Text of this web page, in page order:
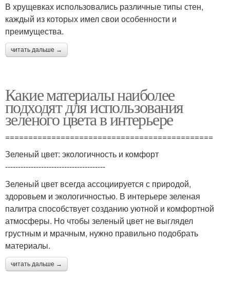
В хрущевках использовались различные типы стен,
каждый из которых имел свои особенности и
преимущества.
читать дальше →
Какие материалы наиболее
подходят для использования
зеленого цвета в интерьере
=============================================
Зеленый цвет: экологичность и комфорт
---------------------------------------
Зеленый цвет всегда ассоциируется с природой,
здоровьем и экологичностью. В интерьере зеленая
палитра способствует созданию уютной и комфортной
атмосферы. Но чтобы зеленый цвет не выглядел
грустным и мрачным, нужно правильно подобрать
материалы.
читать дальше →